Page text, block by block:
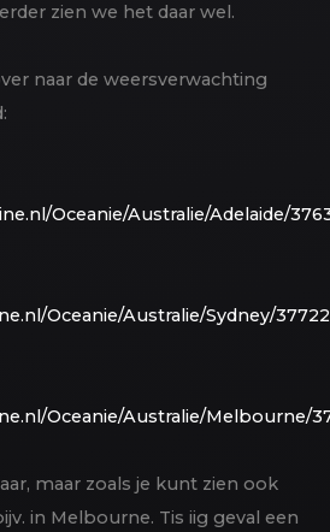
zien we het daar wel.
naar de weersverwachting
Oceanie/Australie/Adelaide/
Oceanie/Australie/Sydney/
Oceanie/Australie/Melbourne/
maar zoals je kunt zien ook
in Melbourne. Tis iig geval een